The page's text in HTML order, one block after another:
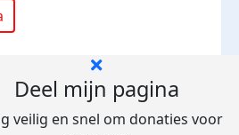
Deel mijn pagina
veilig en snel om donaties voor